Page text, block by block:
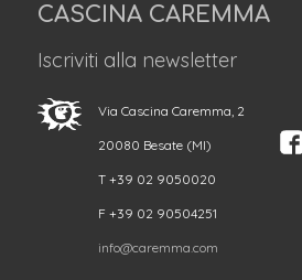
CASCINA CAREMMA
Iscriviti alla newsletter
Via Cascina Caremma, 2
20080 Besate (MI)
T +39 02 9050020
F +39 02 90504251
info@caremma.com